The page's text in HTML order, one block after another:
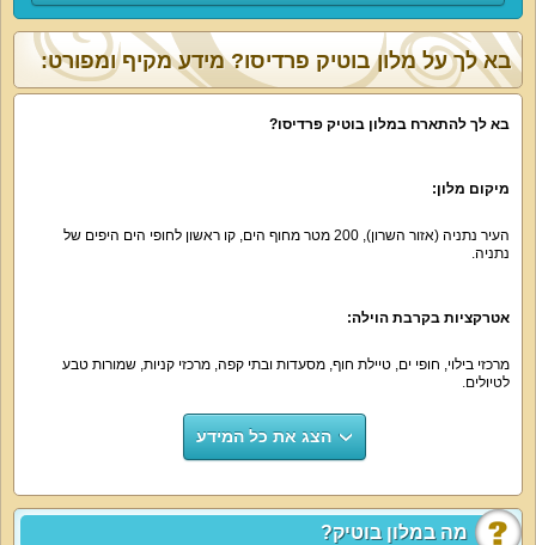
מה במלון בוטיק?
בא לך על מלון בוטיק פרדיסו? מידע מקיף ומפורט:
בא לך להתארח במלון בוטיק פרדיסו?
מיקום מלון:
העיר נתניה (אזור השרון), 200 מטר מחוף הים, קו ראשון לחופי הים היפים של
נתניה.
אטרקציות בקרבת הוילה:
מרכזי בילוי, חופי ים, טיילת חוף, מסעדות ובתי קפה, מרכזי קניות, שמורות טבע
לטיולים.
חדרי מלון בוטיק פרדיסו משקיפים על מתחם הבריכה וגם על חופי הים.
הצג את כל המידע